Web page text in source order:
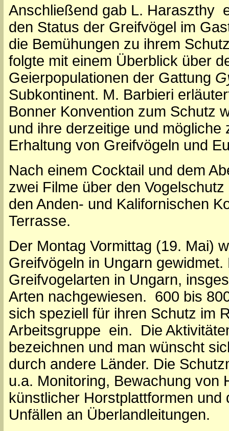
Anschließend gab L. Haraszthy
den Status der Greifvögel im
die Bemühungen zu ihrem
folgte mit einem Überblick über
Geierpopulationen der Gattung
Subkontinent. M. Barbieri
Bonner Konvention zum Schutz
und ihre derzeitige und
Erhaltung von Greifvögeln und
Nach einem Cocktail und dem
zwei Filme über den
den Anden- und Kalifornischen
Terrasse.
Der Montag Vormittag (19. Mai)
Greifvögeln in Ungarn
Greifvogelarten in Ungarn,
Arten nachgewiesen. 600 bis
sich speziell für ihren Schutz im
Arbeitsgruppe ein. Die
bezeichnen und man wünscht
durch andere Länder. Die
u.a. Monitoring, Bewachung von
künstlicher Horstplattformen und
Unfällen an Überlandleitungen.